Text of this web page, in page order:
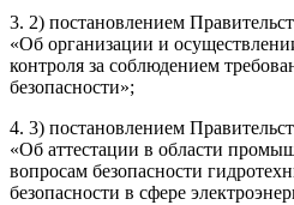
3. 2) постановлением
«Об организации и
контроля за соблюдением
безопасности»;
4. 3) постановлением
«Об аттестации в области
вопросам безопасности
безопасности в сфере